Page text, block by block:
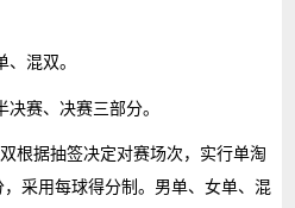
混双。
赛、决赛三部分。
根据抽签决定对赛场次，实行单淘
采用每球得分制。男单、女单、混